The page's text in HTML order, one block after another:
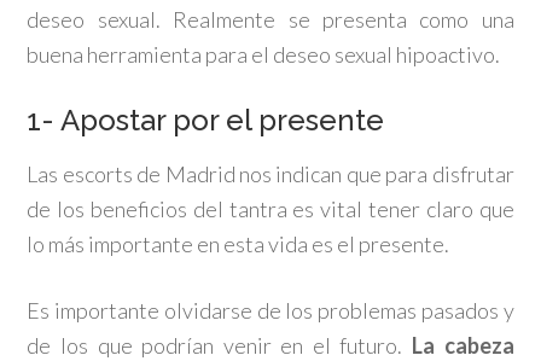
deseo sexual. Realmente se presenta como una
buena herramienta para el deseo sexual hipoactivo.
1- Apostar por el presente
Las escorts de Madrid nos indican que para disfrutar
de los beneficios del tantra es vital tener claro que
lo más importante en esta vida es el presente.
Es importante olvidarse de los problemas pasados y
de los que podrían venir en el futuro. La cabeza